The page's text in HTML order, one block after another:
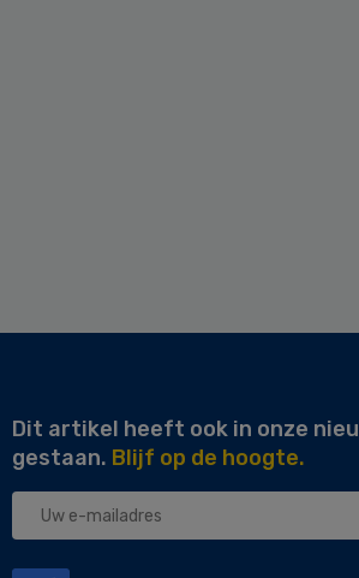
Dit artikel heeft ook in onze
gestaan. Blijf op de hoogte.
Uw